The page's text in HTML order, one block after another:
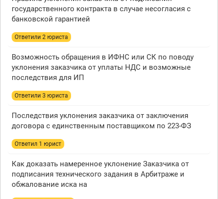
государственного контракта в случае несогласия с
банковской гарантией
Ответили 2 юристa
Возможность обращения в ИФНС или СК по поводу
уклонения заказчика от уплаты НДС и возможные
последствия для ИП
Ответили 3 юристa
Последствия уклонения заказчика от заключения
договора с единственным поставщиком по 223-ФЗ
Ответил 1 юрист
Как доказать намеренное уклонение Заказчика от
подписания технического задания в Арбитраже и
обжалование иска на